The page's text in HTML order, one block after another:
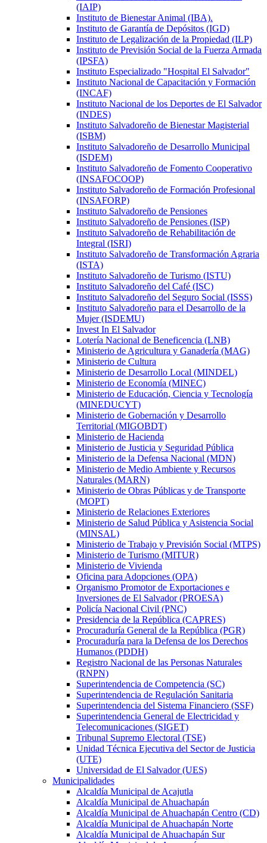
(IAIP)
Instituto de Bienestar Animal (IBA).
Instituto de Garantía de Depósitos (IGD)
Instituto de Legalización de la Propiedad (ILP)
Instituto de Previsión Social de la Fuerza Armada
(IPSFA)
Instituto Especializado "Hospital El Salvador"
Instituto Nacional de Capacitación y Formación
(INCAF)
Instituto Nacional de los Deportes de El Salvador
(INDES)
Instituto Salvadoreño de Bienestar Magisterial
(ISBM)
Instituto Salvadoreño de Desarrollo Municipal
(ISDEM)
Instituto Salvadoreño de Fomento Cooperativo
(INSAFOCOOP)
Instituto Salvadoreño de Formación Profesional
(INSAFORP)
Instituto Salvadoreño de Pensiones
Instituto Salvadoreño de Pensiones (ISP)
Instituto Salvadoreño de Rehabilitación de
Integral (ISRI)
Instituto Salvadoreño de Transformación Agraria
(ISTA)
Instituto Salvadoreño de Turismo (ISTU)
Instituto Salvadoreño del Café (ISC)
Instituto Salvadoreño del Seguro Social (ISSS)
Instituto Salvadoreño para el Desarrollo de la
Mujer (ISDEMU)
Invest In El Salvador
Lotería Nacional de Beneficencia (LNB)
Ministerio de Agricultura y Ganadería (MAG)
Ministerio de Cultura
Ministerio de Desarrollo Local (MINDEL)
Ministerio de Economía (MINEC)
Ministerio de Educación, Ciencia y Tecnología
(MINEDUCYT)
Ministerio de Gobernación y Desarrollo
Territorial (MIGOBDT)
Ministerio de Hacienda
Ministerio de Justicia y Seguridad Pública
Ministerio de la Defensa Nacional (MDN)
Ministerio de Medio Ambiente y Recursos
Naturales (MARN)
Ministerio de Obras Públicas y de Transporte
(MOPT)
Ministerio de Relaciones Exteriores
Ministerio de Salud Pública y Asistencia Social
(MINSAL)
Ministerio de Trabajo y Previsión Social (MTPS)
Ministerio de Turismo (MITUR)
Ministerio de Vivienda
Oficina para Adopciones (OPA)
Organismo Promotor de Exportaciones e
Inversiones de El Salvador (PROESA)
Policía Nacional Civil (PNC)
Presidencia de la República (CAPRES)
Procuraduría General de la República (PGR)
Procuraduría para la Defensa de los Derechos
Humanos (PDDH)
Registro Nacional de las Personas Naturales
(RNPN)
Superintendencia de Competencia (SC)
Superintendencia de Regulación Sanitaria
Superintendencia del Sistema Financiero (SSF)
Superintendencia General de Electricidad y
Telecomunicaciones (SIGET)
Tribunal Supremo Electoral (TSE)
Unidad Técnica Ejecutiva del Sector de Justicia
(UTE)
Universidad de El Salvador (UES)
Municipalidades
Alcaldía Municipal de Acajutla
Alcaldía Municipal de Ahuachapán
Alcaldía Municipal de Ahuachapán Centro (CD)
Alcaldía Municipal de Ahuachapán Norte
Alcaldía Municipal de Ahuachapán Sur